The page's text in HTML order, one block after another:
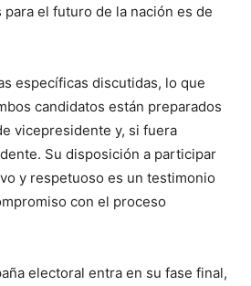
el futuro de la nación es de
específicas discutidas, lo que
candidatos están preparados
vicepresidente y, si fuera
Su disposición a participar
y respetuoso es un testimonio
con el proceso
electoral entra en su fase final,